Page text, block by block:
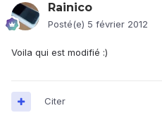
Rainico
Posté(e) 5 février 2012
Voila qui est modifié :)
Citer